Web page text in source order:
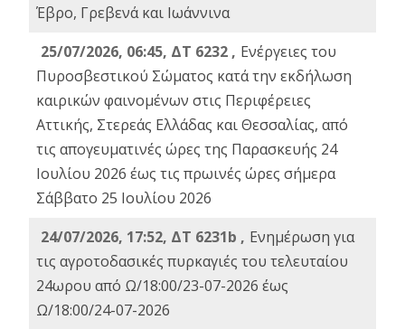
Έβρο, Γρεβενά και Ιωάννινα
25/07/2026, 06:45, ΔΤ 6232 , Ενέργειες του
Πυροσβεστικού Σώματος κατά την εκδήλωση
καιρικών φαινομένων στις Περιφέρειες
Αττικής, Στερεάς Ελλάδας και Θεσσαλίας, από
τις απογευματινές ώρες της Παρασκευής 24
Ιουλίου 2026 έως τις πρωινές ώρες σήμερα
Σάββατο 25 Ιουλίου 2026
24/07/2026, 17:52, ΔΤ 6231b , Ενημέρωση για
τις αγροτοδασικές πυρκαγιές του τελευταίου
24ωρου από Ω/18:00/23-07-2026 έως
Ω/18:00/24-07-2026